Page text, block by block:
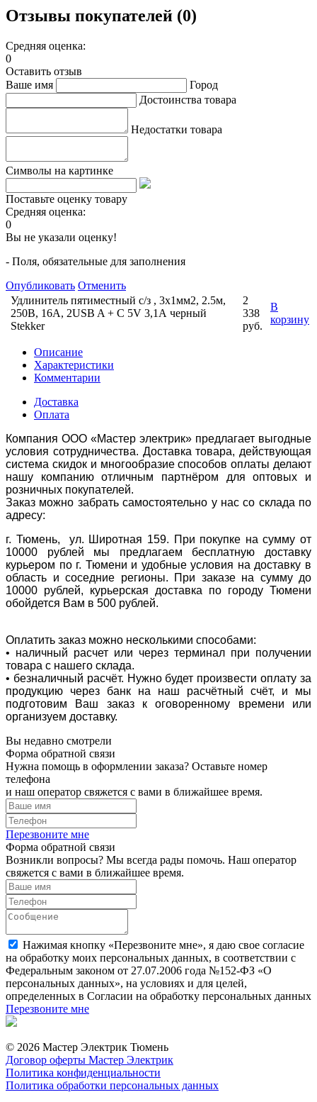
Отзывы покупателей (0)
Средняя оценка:
0
Оставить отзыв
Ваше имя
Город
Достоинства товара
Недостатки товара
Символы на картинке
Поставьте оценку товару
Средняя оценка:
0
Вы не указали оценку!
- Поля, обязательные для заполнения
Опубликовать Отменить
Удлинитель пятиместный c/з , 3x1мм2, 2.5м,
250В, 16А, 2USB A + C 5V 3,1А черный
Stekker
2
338
руб.
В
корзину
Описание
Характеристики
Комментарии
Доставка
Оплата
Компания ООО «Мастер электрик» предлагает выгодные
условия сотрудничества. Доставка товара, действующая
система скидок и многообразие способов оплаты делают
нашу компанию отличным партнёром для оптовых и
розничных покупателей.
Заказ можно забрать самостоятельно у нас со склада по
адресу:
г. Тюмень, ул. Широтная 159. При покупке на сумму от
10000 рублей мы предлагаем бесплатную доставку
курьером по г. Тюмени и удобные условия на доставку в
область и соседние регионы. При заказе на сумму до
10000 рублей, курьерская доставка по городу Тюмени
обойдется Вам в 500 рублей.
Оплатить заказ можно несколькими способами:
• наличный расчет или через терминал при получении
товара с нашего склада.
• безналичный расчёт. Нужно будет произвести оплату за
продукцию через банк на наш расчётный счёт, и мы
подготовим Ваш заказ к оговоренному времени или
организуем доставку.
Вы недавно смотрели
Форма обратной связи
Нужна помощь в оформлении заказа? Оставьте номер
телефона
и наш оператор свяжется с вами в ближайшее время.
Перезвоните мне
Форма обратной связи
Возникли вопросы? Мы всегда рады помочь. Наш оператор
свяжется с вами в ближайшее время.
Нажимая кнопку «Перезвоните мне», я даю свое согласие
на обработку моих персональных данных, в соответствии с
Федеральным законом от 27.07.2006 года №152-ФЗ «О
персональных данных», на условиях и для целей,
определенных в Согласии на обработку персональных данных
Перезвоните мне
© 2026 Мастер Электрик Тюмень
Договор оферты Мастер Электрик
Политика конфиденциальности
Политика обработки персональных данных